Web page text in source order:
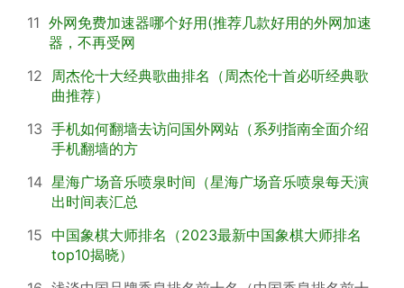
11 外网免费加速器哪个好用(推荐几款好用的外网加速
器，不再受网
12 周杰伦十大经典歌曲排名（周杰伦十首必听经典歌
曲推荐）
13 手机如何翻墙去访问国外网站（系列指南全面介绍
手机翻墙的方
14 星海广场音乐喷泉时间（星海广场音乐喷泉每天演
出时间表汇总
15 中国象棋大师排名（2023最新中国象棋大师排名
top10揭晓）